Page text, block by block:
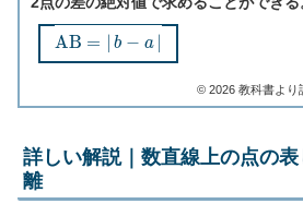
AB=|b−a|
©︎ 2026 教科書より
詳しい解説｜数直線上の点の
離